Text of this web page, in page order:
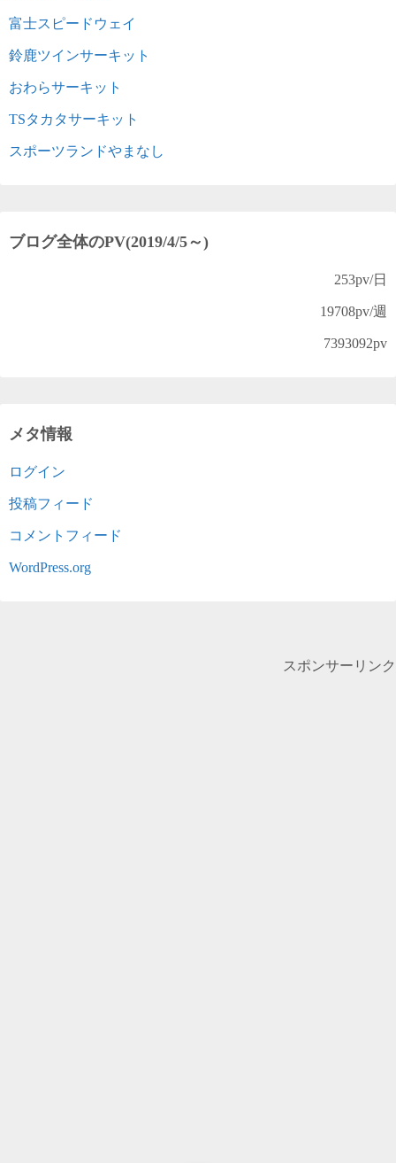
富士スピードウェイ
鈴鹿ツインサーキット
おわらサーキット
TSタカタサーキット
スポーツランドやまなし
ブログ全体のPV(2019/4/5～)
253pv/日
19708pv/週
7393092pv
メタ情報
ログイン
投稿フィード
コメントフィード
WordPress.org
スポンサーリンク